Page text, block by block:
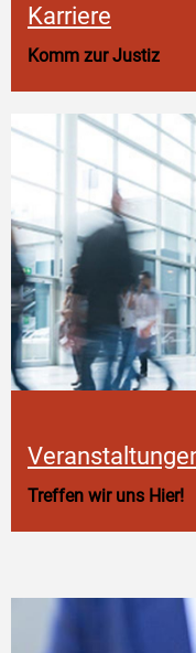
Karriere
Komm zur Justiz
Treffen wir uns Hier!